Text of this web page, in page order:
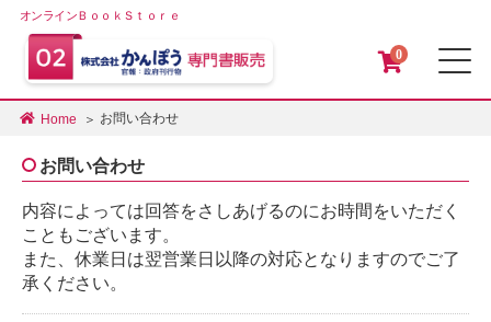
オンラインＢｏｏｋＳｔｏｒｅ
0
Home お問い合わせ
お問い合わせ
内容によっては回答をさしあげるのにお時間をいただく
こともございます。
また、休業日は翌営業日以降の対応となりますのでご了
承ください。